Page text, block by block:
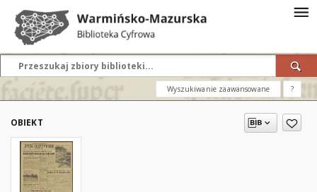
Wyszukiwanie zaawansowane ?
OBIEKT